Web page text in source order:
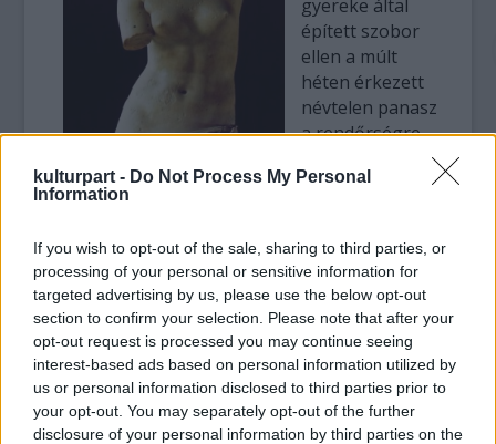
kulturpart - Do Not Process My Personal
Information
If you wish to opt-out of the sale, sharing to third parties, or
processing of your personal or sensitive information for
targeted advertising by us, please use the below opt-out
section to confirm your selection. Please note that after your
opt-out request is processed you may continue seeing
interest-based ads based on personal information utilized by
us or personal information disclosed to third parties prior to
your opt-out. You may separately opt-out of the further
disclosure of your personal information by third parties on the
gyereke által
épített szobor
ellen a múlt
héten érkezett
névtelen panasz
a rendőrségre.
is szálltak, és
nekik a szobor,
mégis arra
kérték
Gonzalezt, hogy
fedje el az
alkotás pucér
bájait.